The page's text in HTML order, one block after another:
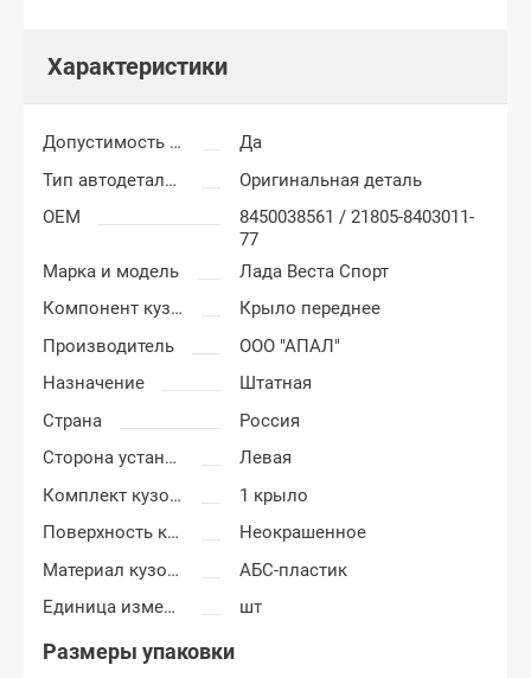
Характеристики
Допустимость мелких царапин
Да
Тип автодеталей
Оригинальная деталь
OEM
8450038561 / 21805-8403011-
77
Марка и модель
Лада Веста Спорт
Компонент кузова
Крыло переднее
Производитель
ООО "АПАЛ"
Назначение
Штатная
Страна
Россия
Сторона установки
Левая
Комплект кузовных деталей
1 крыло
Поверхность крыла
Неокрашенное
Материал кузовных деталей
АБС-пластик
Единица измерения
шт
Размеры упаковки